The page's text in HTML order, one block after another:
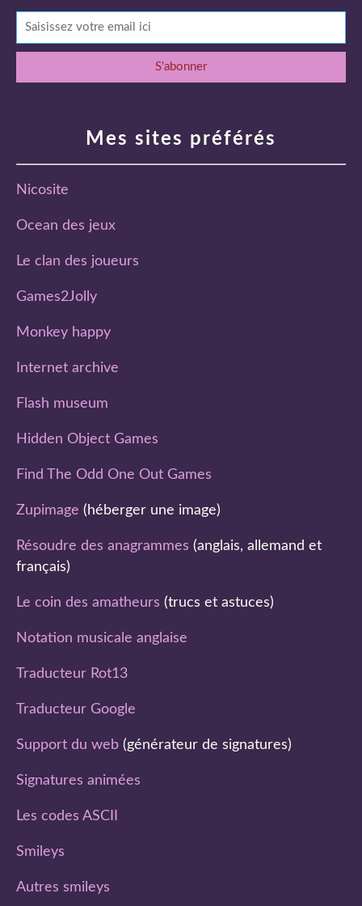
Mes sites préférés
Nicosite
Ocean des jeux
Le clan des joueurs
Games2Jolly
Monkey happy
Internet archive
Flash museum
Hidden Object Games
Find The Odd One Out Games
Zupimage (héberger une image)
Résoudre des anagrammes (anglais, allemand et
français)
Le coin des amatheurs (trucs et astuces)
Notation musicale anglaise
Traducteur Rot13
Traducteur Google
Support du web (générateur de signatures)
Signatures animées
Les codes ASCII
Smileys
Autres smileys